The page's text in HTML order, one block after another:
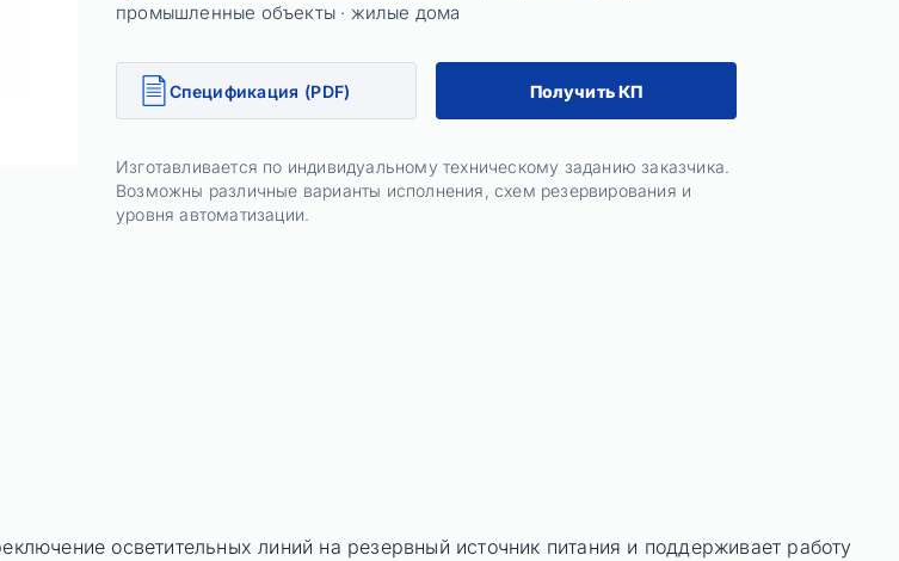
промышленные объекты · жилые дома
Спецификация (PDF) Получить КП
Изготавливается по индивидуальному техническому заданию заказчика.
Возможны различные варианты исполнения, схем резервирования и
уровня автоматизации.
осветительных линий на резервный источник питания и поддерживает работу